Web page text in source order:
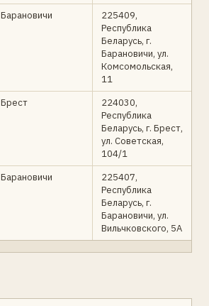
Барановичи
225409,
Республика
Беларусь, г.
Барановичи, ул.
Комсомольская,
11
Брест
224030,
Республика
Беларусь, г. Брест,
ул. Советская,
104/1
Барановичи
225407,
Республика
Беларусь, г.
Барановичи, ул.
Вильчковского, 5А